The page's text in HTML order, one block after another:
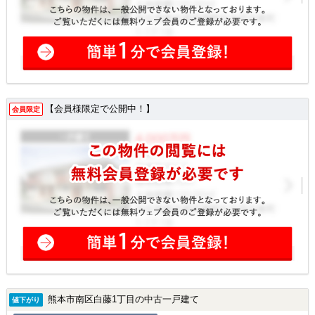
会員限定 【会員様限定で公開中！】
値下がり 熊本市南区白藤1丁目の中古一戸建て